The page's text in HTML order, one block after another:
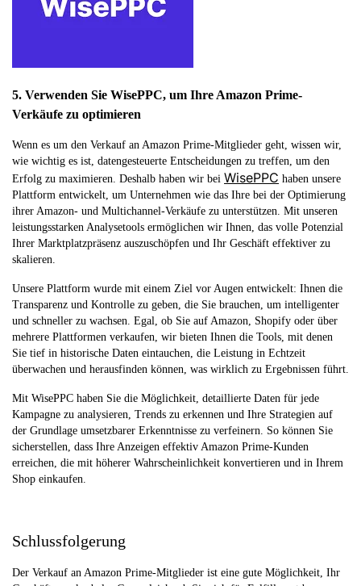
5. Verwenden Sie WisePPC, um Ihre Amazon Prime-
Verkäufe zu optimieren
Wenn es um den Verkauf an Amazon Prime-Mitglieder geht, wissen wir,
wie wichtig es ist, datengesteuerte Entscheidungen zu treffen, um den
Erfolg zu maximieren. Deshalb haben wir bei WisePPC haben unsere
Plattform entwickelt, um Unternehmen wie das Ihre bei der Optimierung
ihrer Amazon- und Multichannel-Verkäufe zu unterstützen. Mit unseren
leistungsstarken Analysetools ermöglichen wir Ihnen, das volle Potenzial
Ihrer Marktplatzpräsenz auszuschöpfen und Ihr Geschäft effektiver zu
skalieren.
Unsere Plattform wurde mit einem Ziel vor Augen entwickelt: Ihnen die
Transparenz und Kontrolle zu geben, die Sie brauchen, um intelligenter
und schneller zu wachsen. Egal, ob Sie auf Amazon, Shopify oder über
mehrere Plattformen verkaufen, wir bieten Ihnen die Tools, mit denen
Sie tief in historische Daten eintauchen, die Leistung in Echtzeit
überwachen und herausfinden können, was wirklich zu Ergebnissen führt.
Mit WisePPC haben Sie die Möglichkeit, detaillierte Daten für jede
Kampagne zu analysieren, Trends zu erkennen und Ihre Strategien auf
der Grundlage umsetzbarer Erkenntnisse zu verfeinern. So können Sie
sicherstellen, dass Ihre Anzeigen effektiv Amazon Prime-Kunden
erreichen, die mit höherer Wahrscheinlichkeit konvertieren und in Ihrem
Shop einkaufen.
Schlussfolgerung
Der Verkauf an Amazon Prime-Mitglieder ist eine gute Möglichkeit, Ihr